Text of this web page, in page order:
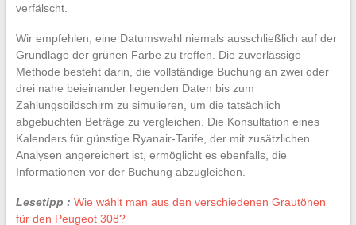
verfälscht.
Wir empfehlen, eine Datumswahl niemals ausschließlich auf der
Grundlage der grünen Farbe zu treffen. Die zuverlässige
Methode besteht darin, die vollständige Buchung an zwei oder
drei nahe beieinander liegenden Daten bis zum
Zahlungsbildschirm zu simulieren, um die tatsächlich
abgebuchten Beträge zu vergleichen. Die Konsultation eines
Kalenders für günstige Ryanair-Tarife, der mit zusätzlichen
Analysen angereichert ist, ermöglicht es ebenfalls, die
Informationen vor der Buchung abzugleichen.
Lesetipp : Wie wählt man aus den verschiedenen Grautönen
für den Peugeot 308?